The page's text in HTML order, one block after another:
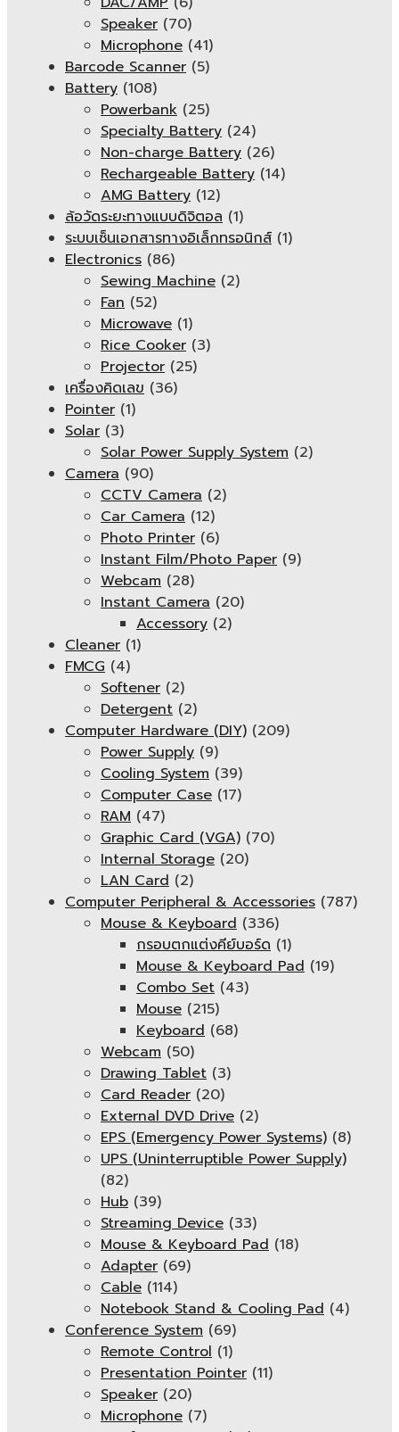
Speaker (70)
Microphone (41)
Barcode Scanner (5)
Battery (108)
Powerbank (25)
Specialty Battery (24)
Non-charge Battery (26)
Rechargeable Battery (14)
AMG Battery (12)
ล้อวัดระยะทางแบบดิจิตอล (1)
ระบบเซ็นเอกสารทางอิเล็กทรอนิกส์ (1)
Electronics (86)
Sewing Machine (2)
Fan (52)
Microwave (1)
Rice Cooker (3)
Projector (25)
เครื่องคิดเลข (36)
Pointer (1)
Solar (3)
Solar Power Supply System (2)
Camera (90)
CCTV Camera (2)
Car Camera (12)
Photo Printer (6)
Instant Film/Photo Paper (9)
Webcam (28)
Instant Camera (20)
Accessory (2)
Cleaner (1)
FMCG (4)
Softener (2)
Detergent (2)
Computer Hardware (DIY) (209)
Power Supply (9)
Cooling System (39)
Computer Case (17)
RAM (47)
Graphic Card (VGA) (70)
Internal Storage (20)
LAN Card (2)
Computer Peripheral & Accessories (787)
Mouse & Keyboard (336)
กรอบตกแต่งคีย์บอร์ด (1)
Mouse & Keyboard Pad (19)
Combo Set (43)
Mouse (215)
Keyboard (68)
Webcam (50)
Drawing Tablet (3)
Card Reader (20)
External DVD Drive (2)
EPS (Emergency Power Systems) (8)
UPS (Uninterruptible Power Supply)
(82)
Hub (39)
Streaming Device (33)
Mouse & Keyboard Pad (18)
Adapter (69)
Cable (114)
Notebook Stand & Cooling Pad (4)
Conference System (69)
Remote Control (1)
Presentation Pointer (11)
Speaker (20)
Microphone (7)